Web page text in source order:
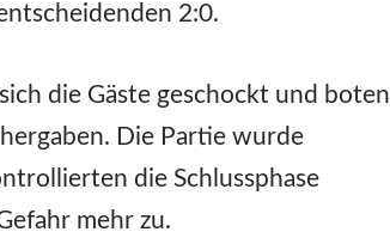
2:0.
die Gäste geschockt und boten
Die Partie wurde
die Schlussphase
mehr zu.